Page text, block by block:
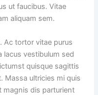
ut faucibus. Vitae
aliquam sem.
Ac tortor vitae purus
lacus vestibulum sed
quisque sagittis
Massa ultricies mi quis
magnis dis parturient